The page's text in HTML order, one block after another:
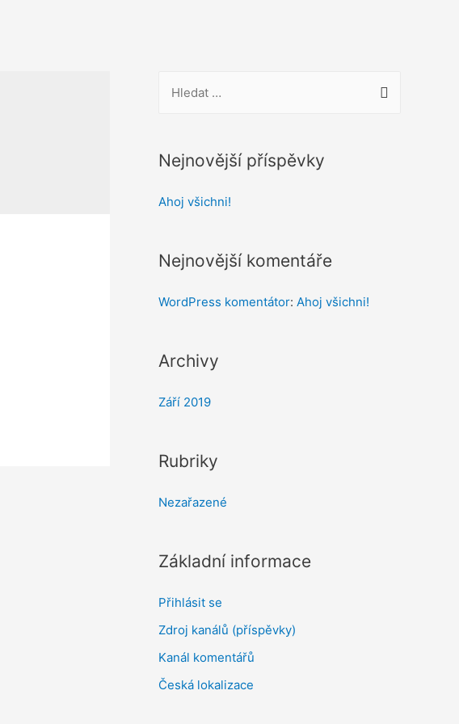
l
d
v
n
Nejnovější příspěvky
Ahoj všichni!
Nejnovější komentáře
WordPress komentátor: Ahoj všichni!
Archivy
Září 2019
Rubriky
Nezařazené
Základní informace
Přihlásit se
Zdroj kanálů (příspěvky)
Kanál komentářů
Česká lokalizace